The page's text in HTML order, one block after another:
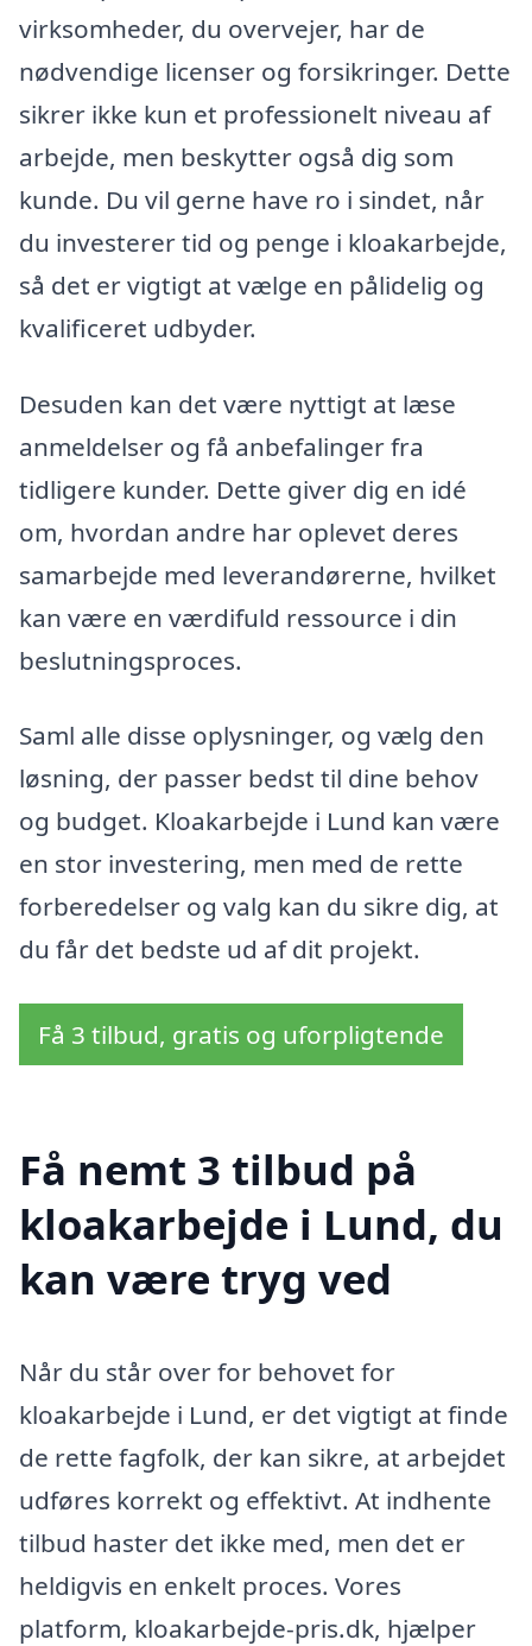
virksomheder, du overvejer, har de
nødvendige licenser og forsikringer. Dette
sikrer ikke kun et professionelt niveau af
arbejde, men beskytter også dig som
kunde. Du vil gerne have ro i sindet, når
du investerer tid og penge i kloakarbejde,
så det er vigtigt at vælge en pålidelig og
kvalificeret udbyder.
Desuden kan det være nyttigt at læse
anmeldelser og få anbefalinger fra
tidligere kunder. Dette giver dig en idé
om, hvordan andre har oplevet deres
samarbejde med leverandørerne, hvilket
kan være en værdifuld ressource i din
beslutningsproces.
Saml alle disse oplysninger, og vælg den
løsning, der passer bedst til dine behov
og budget. Kloakarbejde i Lund kan være
en stor investering, men med de rette
forberedelser og valg kan du sikre dig, at
du får det bedste ud af dit projekt.
Få 3 tilbud, gratis og uforpligtende
Få nemt 3 tilbud på
kloakarbejde i Lund, du
kan være tryg ved
Når du står over for behovet for
kloakarbejde i Lund, er det vigtigt at finde
de rette fagfolk, der kan sikre, at arbejdet
udføres korrekt og effektivt. At indhente
tilbud haster det ikke med, men det er
heldigvis en enkelt proces. Vores
platform, kloakarbejde-pris.dk, hjælper